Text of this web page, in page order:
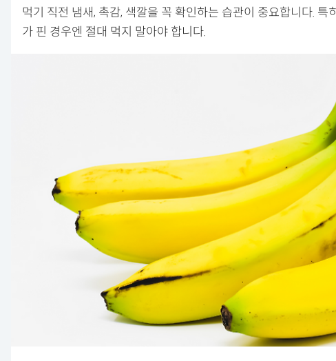
먹기 직전 냄새, 촉감, 색깔을 꼭 확인하는 습관이 중요합니다. 특
가 핀 경우엔 절대 먹지 말아야 합니다.